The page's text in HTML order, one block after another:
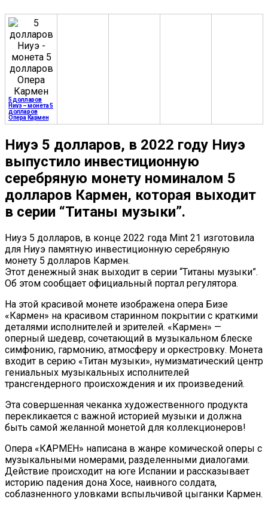
5 долларов
Ниуэ – монета 5
долларов
Опера Кармен
Ниуэ 5 долларов, в 2022 году Ниуэ
выпустило инвестиционную
серебряную монету номиналом 5
долларов Кармен, которая выходит
в серии “Титаны музыки”.
Ниуэ 5 долларов, в конце 2022 года Mint 21 изготовила
для Ниуэ памятную инвестиционную серебряную
монету 5 долларов Кармен.
Этот денежный знак выходит в серии “Титаны музыки”.
Об этом сообщает официальный портал регулятора.
На этой красивой монете изображена опера Бизе
«Кармен» на красивом старинном покрытии с краткими
деталями исполнителей и зрителей. «Кармен» —
оперный шедевр, сочетающий в музыкальном блеске
симфонию, гармонию, атмосферу и оркестровку. Монета
входит в серию «Титан музыки», нумизматический центр
гениальных музыкальных исполнителей
трансгендерного происхождения и их произведений.
Эта совершенная чеканка художественного продукта
перекликается с важной историей музыки и должна
быть самой желанной монетой для коллекционеров!
Опера «КАРМЕН» написана в жанре комической оперы с
музыкальными номерами, разделенными диалогами.
Действие происходит на юге Испании и рассказывает
историю падения дона Хосе, наивного солдата,
соблазненного уловками вспыльчивой цыганки Кармен.